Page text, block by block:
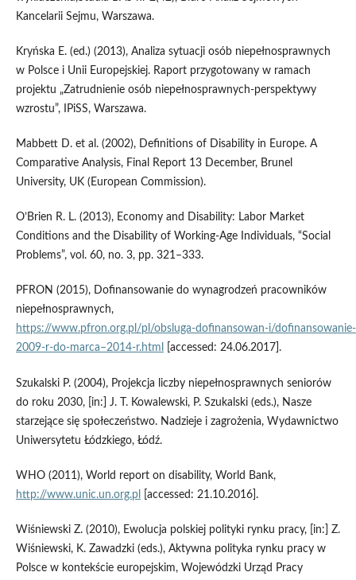
Kancelarii Sejmu, Warszawa.
Kryńska E. (ed.) (2013), Analiza sytuacji osób niepełnosprawnych
w Polsce i Unii Europejskiej. Raport przygotowany w ramach
projektu „Zatrudnienie osób niepełnosprawnych‑perspektywy
wzrostu”, IPiSS, Warszawa.
Mabbett D. et al. (2002), Definitions of Disability in Europe. A
Comparative Analysis, Final Report 13 December, Brunel
University, UK (European Commission).
O’Brien R. L. (2013), Economy and Disability: Labor Market
Conditions and the Disability of Working‑Age Individuals, “Social
Problems”, vol. 60, no. 3, pp. 321–333.
PFRON (2015), Dofinansowanie do wynagrodzeń pracowników
niepełnosprawnych,
https://www.pfron.org.pl/pl/obsluga‑dofinansowan‑i/
2009‑r‑do‑marca–2014‑r.html
[accessed: 24.06.2017].
Szukalski P. (2004), Projekcja liczby niepełnosprawnych seniorów
do roku 2030, [in:] J. T. Kowalewski, P. Szukalski (eds.), Nasze
starzejące się społeczeństwo. Nadzieje i zagrożenia, Wydawnictwo
Uniwersytetu Łódzkiego, Łódź.
WHO (2011), World report on disability, World Bank,
http://www.unic.un.org.pl
[accessed: 21.10.2016].
Wiśniewski Z. (2010), Ewolucja polskiej polityki rynku pracy, [in:] Z.
Wiśniewski, K. Zawadzki (eds.), Aktywna polityka rynku pracy w
Polsce w kontekście europejskim, Wojewódzki Urząd Pracy